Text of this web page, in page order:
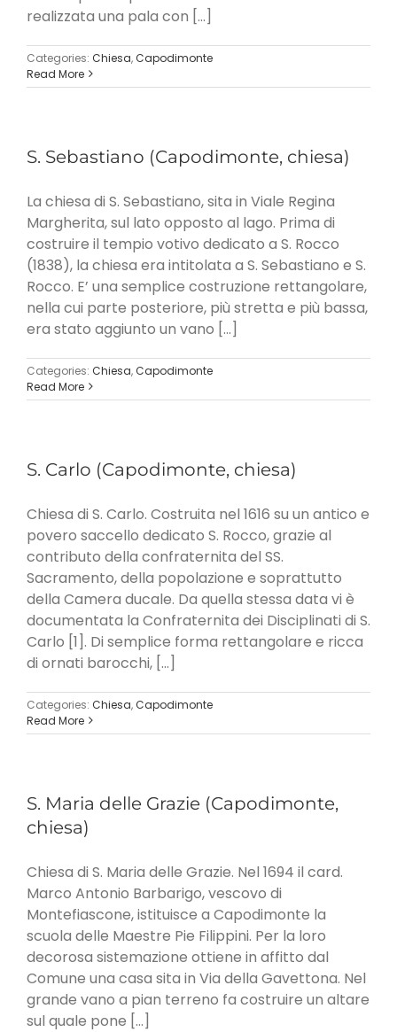
realizzata una pala con [...]
Categories: Chiesa,Capodimonte
Read More
S. Sebastiano (Capodimonte, chiesa)
La chiesa di S. Sebastiano, sita in Viale Regina
Margherita, sul lato opposto al lago. Prima di
costruire il tempio votivo dedicato a S. Rocco
(1838), la chiesa era intitolata a S. Sebastiano e S.
Rocco. E’ una semplice costruzione rettangolare,
nella cui parte posteriore, più stretta e più bassa,
era stato aggiunto un vano [...]
Categories: Chiesa,Capodimonte
Read More
S. Carlo (Capodimonte, chiesa)
Chiesa di S. Carlo. Costruita nel 1616 su un antico e
povero saccello dedicato S. Rocco, grazie al
contributo della confraternita del SS.
Sacramento, della popolazione e soprattutto
della Camera ducale. Da quella stessa data vi è
documentata la Confraternita dei Disciplinati di S.
Carlo [1]. Di semplice forma rettangolare e ricca
di ornati barocchi, [...]
Categories: Chiesa,Capodimonte
Read More
S. Maria delle Grazie (Capodimonte,
chiesa)
Chiesa di S. Maria delle Grazie. Nel 1694 il card.
Marco Antonio Barbarigo, vescovo di
Montefiascone, istituisce a Capodimonte la
scuola delle Maestre Pie Filippini. Per la loro
decorosa sistemazione ottiene in affitto dal
Comune una casa sita in Via della Gavettona. Nel
grande vano a pian terreno fa costruire un altare
sul quale pone [...]